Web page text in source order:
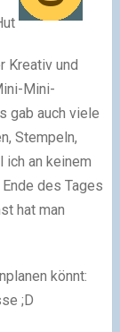
Kreativ und
Mini-
gab auch viele
Stempeln,
ich an keinem
des Tages
hat man
könnt:
;D